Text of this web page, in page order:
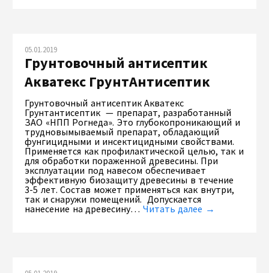
05.01.2019
Грунтовочный антисептик
Акватекс ГрунтАнтисептик
Грунтовочный антисептик Акватекс
Грунтантисептик — препарат, разработанный
ЗАО «НПП Рогнеда». Это глубокопроникающий и
трудновымываемый препарат, обладающий
фунгицидными и инсектицидными свойствами.
Применяется как профилактической целью, так и
для обработки пораженной древесины. При
эксплуатации под навесом обеспечивает
эффективную биозащиту древесины в течение
3-5 лет. Состав может применяться как внутри,
так и снаружи помещений. Допускается
нанесение на древесину… Читать далее →